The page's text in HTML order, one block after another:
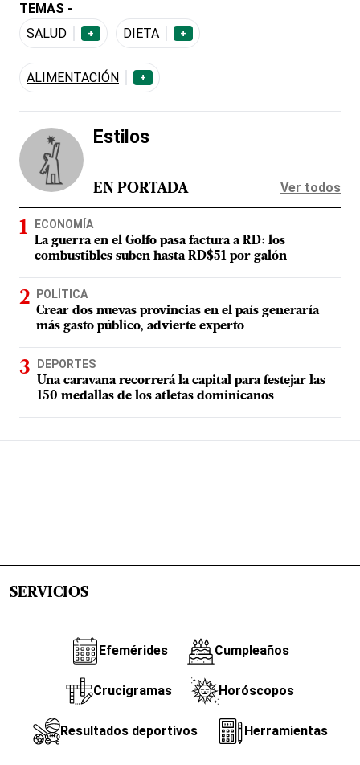
TEMAS -
SALUD
+ DIETA +
ALIMENTACIÓN +
Estilos
EN PORTADA Ver todos
ECONOMÍA
La guerra en el Golfo pasa factura a RD: los
combustibles suben hasta RD$51 por galón
POLÍTICA
Crear dos nuevas provincias en el país generaría
más gasto público, advierte experto
DEPORTES
Una caravana recorrerá la capital para festejar las
150 medallas de los atletas dominicanos
SERVICIOS
Efemérides Cumpleaños
Crucigramas Horóscopos
Resultados deportivos Herramientas